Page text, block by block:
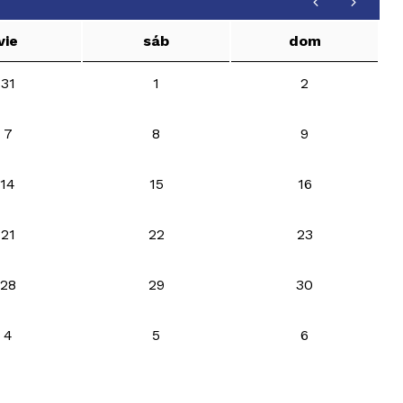
sáb dom
31 1 2
7 8 9
14 15 16
21 22 23
28 29 30
4 5 6